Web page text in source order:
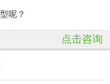
呢？
点击咨询